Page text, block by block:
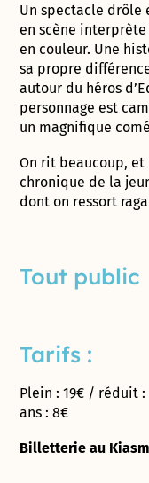
Un spectacle drôle
en scène
en couleur. Une
sa propre
autour du héros
personnage est
un magnifique
​On rit beaucoup, et
chronique de la
dont on ressort
Tout public
Tarifs :
Plein : 19€ / réduit :
ans : 8€
Billetterie au